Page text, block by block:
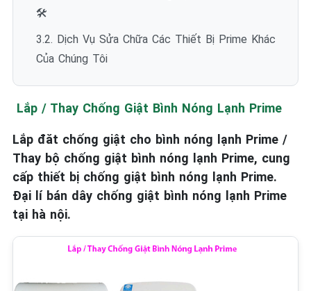
🛠️
3.2. Dịch Vụ Sửa Chữa Các Thiết Bị Prime Khác
Của Chúng Tôi
Lắp / Thay Chống Giật Bình Nóng Lạnh Prime
Lắp đăt chống giật cho bình nóng lạnh Prime /
Thay bộ chống giật bình nóng lạnh Prime, cung
cấp thiết bị chống giật bình nóng lạnh Prime.
Đại lí bán dây chống giật bình nóng lạnh Prime
tại hà nội.